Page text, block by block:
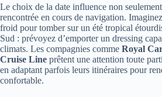
Le choix de la date influence non
rencontrée en cours de navigation.
froid pour tomber sur un été tropical
Sud : prévoyez d’emporter un dressing
climats. Les compagnies comme Royal
Cruise Line prêtent une attention toute
en adaptant parfois leurs itinéraires pour
confortable.